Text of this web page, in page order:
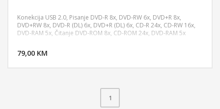
Konekcija USB 2.0, Pisanje DVD-R 8x, DVD-RW 6x, DVD+R 8x,
DVD+RW 8x, DVD-R (DL) 6x, DVD+R (DL) 6x, CD-R 24x, CD-RW 16x,
DVD-RAM 5x, Čitanje DVD-ROM 8x, CD-ROM 24x, DVD-RAM 5x
79,00 KM
1